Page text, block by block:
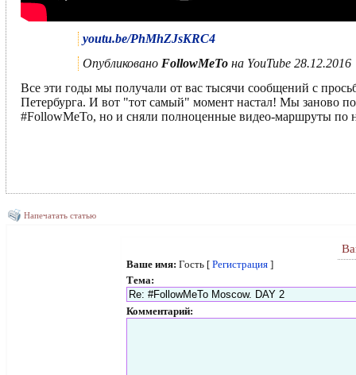
youtu.be/PhMhZJsKRC4
Опубликовано FollowMeTo на YouTube 28.12.2016
Все эти годы мы получали от вас тысячи сообщений с
Петербурга. И вот "тот самый" момент настал! Мы заново
#FollowMeTo, но и сняли полноценные видео-маршруты
Напечатать статью
Ваше имя: Гость [ Регистрация ]
Тема:
Комментарий: